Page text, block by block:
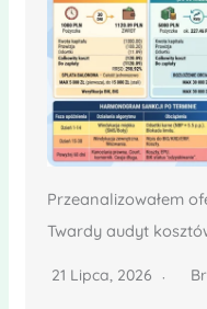
Przeanalizowałem
Twardy audyt
21 Lipca, 2026